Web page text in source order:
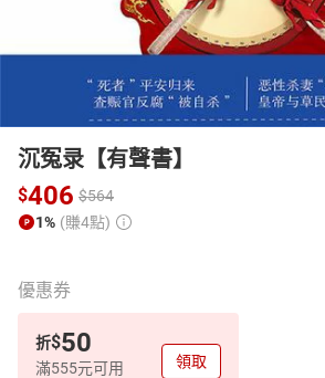
沉冤录【有聲書】
$406 $564
1% (賺4點)
優惠券
折$50
滿555元可用 領取